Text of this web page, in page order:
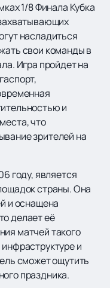
1/8 Финала Кубка
насладиться
свои команды в
Игра пройдет на
и
что
зрителей на
году, является
страны. Она
и оснащена
делает её
матчей такого
и
сможет ощутить
праздника.